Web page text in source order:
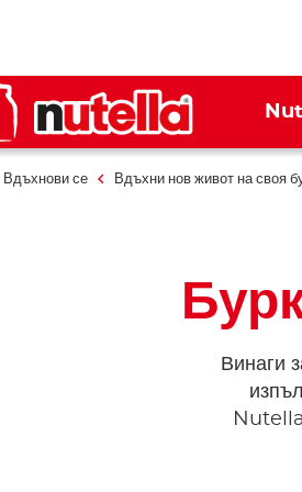
Вдъхнови се Вдъхни нов живот на своя
Винаги